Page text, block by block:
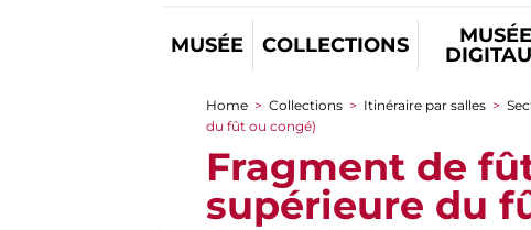
MUSÉE COLLECTIONS
MUSÉE
You are here
Home > Collections > Itinéraire par salles >
du fût ou congé)
Fragment de
supérieure du